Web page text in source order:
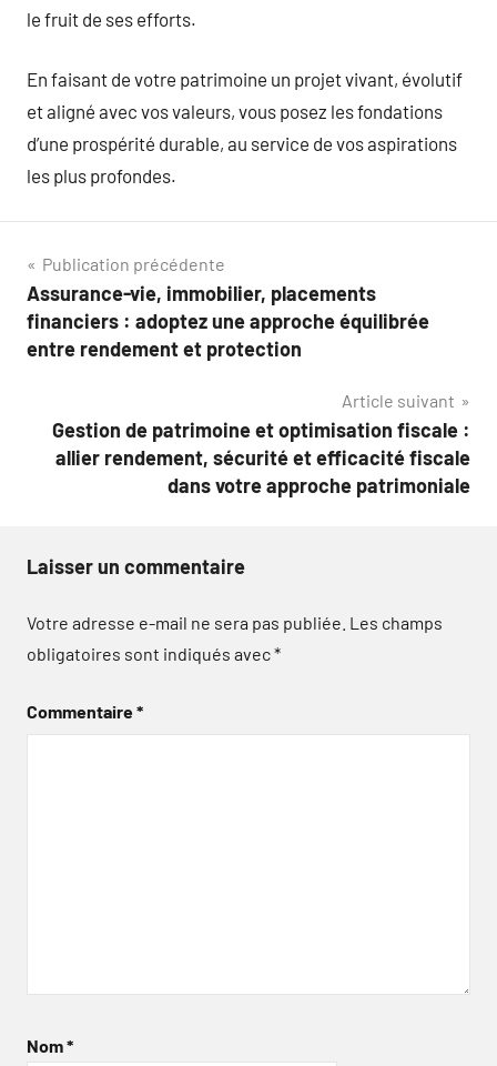
le fruit de ses efforts.
En faisant de votre patrimoine un projet vivant, évolutif
et aligné avec vos valeurs, vous posez les fondations
d’une prospérité durable, au service de vos aspirations
les plus profondes.
Navigation
de
l’article
Publication précédente
Assurance-vie, immobilier, placements
financiers : adoptez une approche équilibrée
entre rendement et protection
Article suivant
Gestion de patrimoine et optimisation fiscale :
allier rendement, sécurité et efficacité fiscale
dans votre approche patrimoniale
Laisser un commentaire
Votre adresse e-mail ne sera pas publiée. Les champs
obligatoires sont indiqués avec*
Commentaire*
Nom*